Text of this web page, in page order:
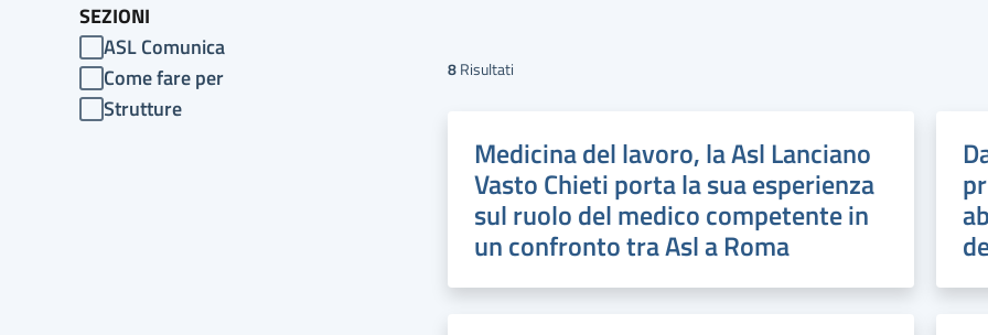
SEZIONI
ASL Comunica
Come fare per
Strutture
8Risultati
Medicina del lavoro, la Asl Lanciano
Vasto Chieti porta la sua esperienza
sul ruolo del medico competente in
un confronto tra Asl a Roma